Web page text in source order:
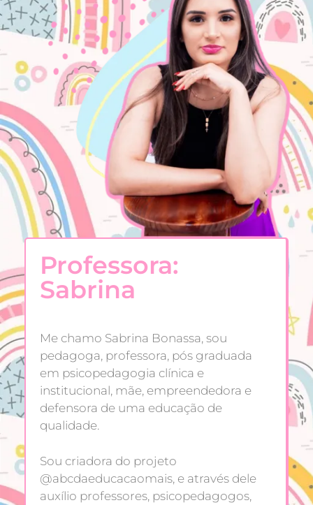
Professora:
Sabrina
Me chamo Sabrina Bonassa, sou
pedagoga, professora, pós graduada
em psicopedagogia clínica e
institucional, mãe, empreendedora e
defensora de uma educação de
qualidade.
Sou criadora do projeto
@abcdaeducacaomais, e através dele
auxílio professores, psicopedagogos,